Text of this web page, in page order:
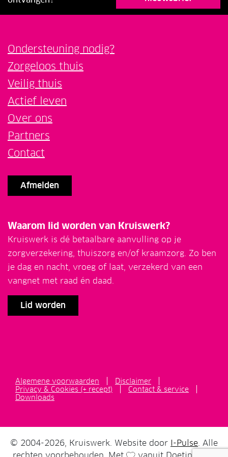
Ondersteuning nodig?
Zorgeloos thuis
Veilig thuis
Actief leven
Over ons
Partners
Contact
Afmelden
Waarom lid worden van Kruiswerk?
Kruiswerk is dé betaalbare aanvulling op je
zorgverzekering, thuiszorg en/of kraamzorg. Zo ben
je dag en nacht, vroeg of laat, verzekerd van een
vangnet met raad én daad.
Lid worden
Algemene voorwaarden
Disclaimer
Privacy & Cookies (+ recept)
Contact & service
Downloads
© 2004-2026, Kruiswerk. Website door I-Pulse. Alle